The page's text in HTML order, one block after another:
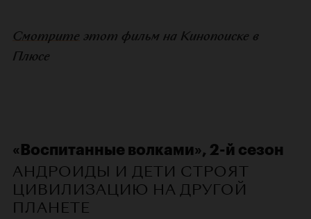
Смотрите этот фильм на Кинопоиске в
Плюсе
«Воспитанные волками», 2-й сезон
АНДРОИДЫ И ДЕТИ СТРОЯТ
ЦИВИЛИЗАЦИЮ НА ДРУГОЙ
ПЛАНЕТЕ